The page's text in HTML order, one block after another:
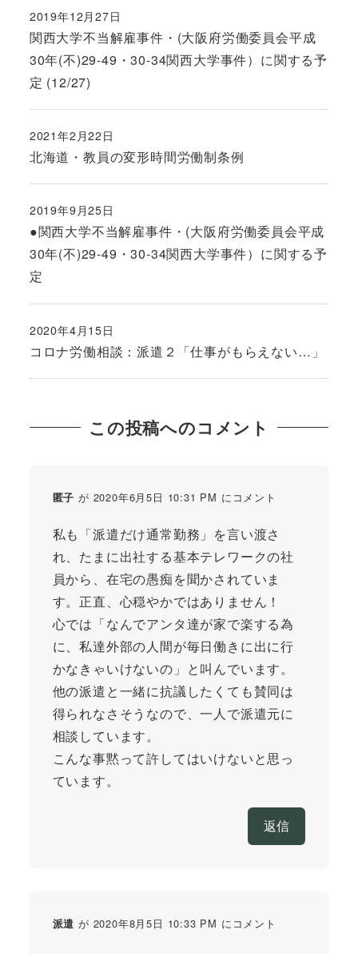
関西大学不当解雇事件・(大阪府労働委員会平成
30年(不)29-49・30-34関西大学事件）に関する予
定 (12/27)
投稿日
2019年12月27日
北海道・教員の変形時間労働制条例
投稿日
2021年2月22日
●関西大学不当解雇事件・(大阪府労働委員会平成
30年(不)29-49・30-34関西大学事件）に関する予
定
投稿日
2019年9月25日
コロナ労働相談：派遣２「仕事がもらえない…」
投稿日
2020年4月15日
この投稿へのコメント
匿子 が 2020年6月5日 10:31 PM にコメント
私も「派遣だけ通常勤務」を言い渡さ
れ、たまに出社する基本テレワークの社
員から、在宅の愚痴を聞かされていま
す。正直、心穏やかではありません！
心では「なんでアンタ達が家で楽する為
に、私達外部の人間が毎日働きに出に行
かなきゃいけないの」と叫んでいます。
他の派遣と一緒に抗議したくても賛同は
得られなさそうなので、一人で派遣元に
相談しています。
こんな事黙って許してはいけないと思っ
ています。
返信
派遣 が 2020年8月5日 10:33 PM にコメント